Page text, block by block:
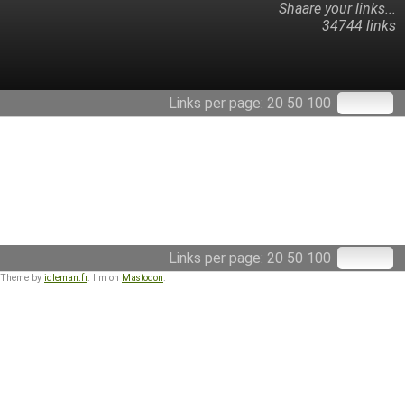
Shaare your links...
34744 links
Links per page: 20 50 100
Links per page: 20 50 100
by idleman.fr. I'm on Mastodon.